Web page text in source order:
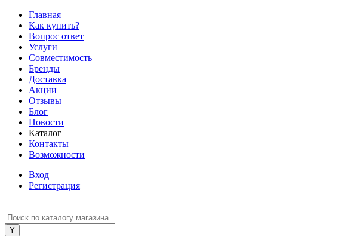
Главная
Как купить?
Вопрос ответ
Услуги
Совместимость
Бренды
Доставка
Акции
Отзывы
Блог
Новости
Каталог
Контакты
Возможности
Вход
Регистрация